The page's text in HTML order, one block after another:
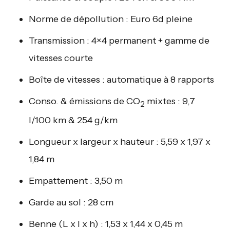
Norme de dépollution : Euro 6d pleine
Transmission : 4×4 permanent + gamme de
vitesses courte
Boîte de vitesses : automatique à 8 rapports
Conso. & émissions de CO2 mixtes : 9,7
l/100 km & 254 g/km
Longueur x largeur x hauteur : 5,59 x 1,97 x
1,84 m
Empattement : 3,50 m
Garde au sol : 28 cm
Benne (L x l x h) : 1,53 x 1,44 x 0,45 m